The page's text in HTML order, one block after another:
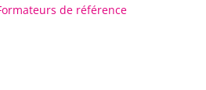
de référence